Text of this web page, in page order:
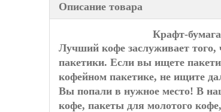
Описание товара
Крафт-
Лучший кофе заслуживает
пакетики. Если вы ищете
кофейном пакетике, не ищите
Вы попали в нужное место! В
кофе, пакеты для молотого